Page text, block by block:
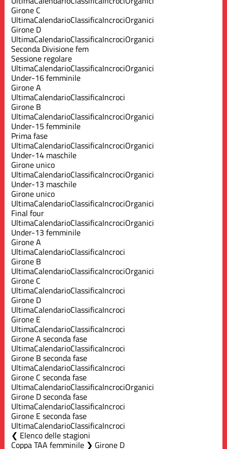
Girone C
UltimaCalendarioClassificaIncrociOrganici
Girone D
UltimaCalendarioClassificaIncrociOrganici
Seconda Divisione fem
Sessione regolare
UltimaCalendarioClassificaIncrociOrganici
Under-16 femminile
Girone A
UltimaCalendarioClassificaIncroci
Girone B
UltimaCalendarioClassificaIncrociOrganici
Under-15 femminile
Prima fase
UltimaCalendarioClassificaIncrociOrganici
Under-14 maschile
Girone unico
UltimaCalendarioClassificaIncrociOrganici
Under-13 maschile
Girone unico
UltimaCalendarioClassificaIncrociOrganici
Final four
UltimaCalendarioClassificaIncrociOrganici
Under-13 femminile
Girone A
UltimaCalendarioClassificaIncroci
Girone B
UltimaCalendarioClassificaIncrociOrganici
Girone C
UltimaCalendarioClassificaIncroci
Girone D
UltimaCalendarioClassificaIncroci
Girone E
UltimaCalendarioClassificaIncroci
Girone A seconda fase
UltimaCalendarioClassificaIncroci
Girone B seconda fase
UltimaCalendarioClassificaIncroci
Girone C seconda fase
UltimaCalendarioClassificaIncrociOrganici
Girone D seconda fase
UltimaCalendarioClassificaIncroci
Girone E seconda fase
UltimaCalendarioClassificaIncroci
Elenco delle stagioni
Coppa TAA femminile ❯ Girone D